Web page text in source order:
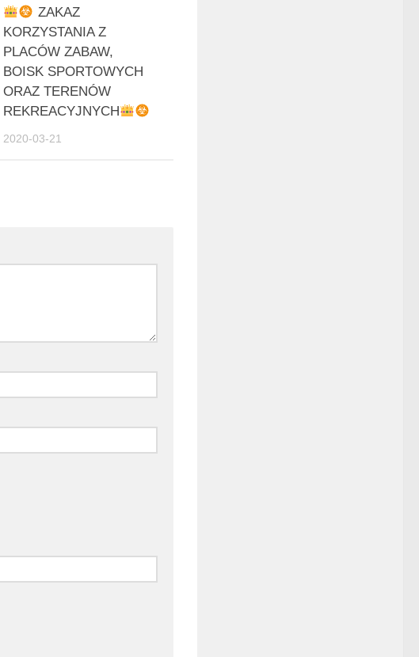
ZAKAZ
KORZYSTANIA Z
PLACÓW ZABAW,
BOISK SPORTOWYCH
ORAZ TERENÓW
REKREACYJNYCH
2020-03-21